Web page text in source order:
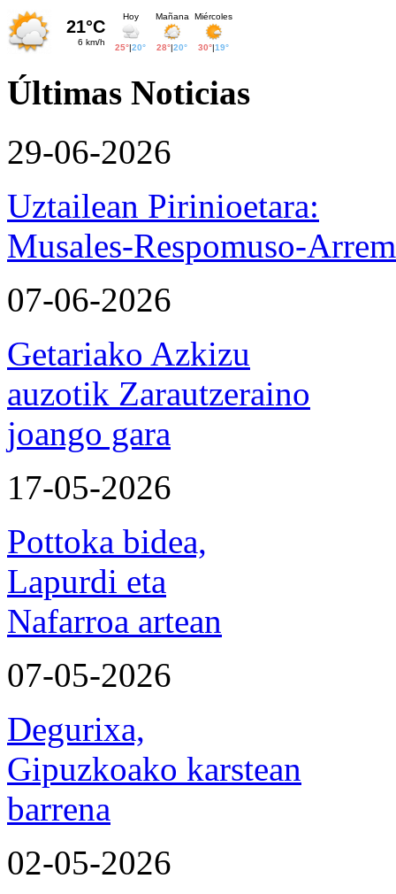
Últimas Noticias
29-06-2026
Uztailean Pirinioetara:
Musales-Respomuso-
07-06-2026
Getariako Azkizu
auzotik Zarautzeraino
joango gara
17-05-2026
Pottoka bidea,
Lapurdi eta
Nafarroa artean
07-05-2026
Degurixa,
Gipuzkoako karstean
barrena
02-05-2026